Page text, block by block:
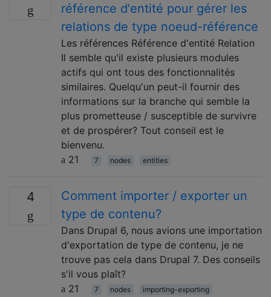
référence d'entité pour gérer les
relations de type noeud-référence
Les références Référence d'entité Relation
Il semble qu'il existe plusieurs modules
actifs qui ont tous des fonctionnalités
similaires. Quelqu'un peut-il fournir des
informations sur la branche qui semble la
plus prometteuse / susceptible de survivre
et de prospérer? Tout conseil est le
bienvenu.
21
7 nodes entities
4
Comment importer / exporter un
type de contenu?
Dans Drupal 6, nous avions une importation
d'exportation de type de contenu, je ne
trouve pas cela dans Drupal 7. Des conseils
s'il vous plaît?
21
7 nodes importing-exporting